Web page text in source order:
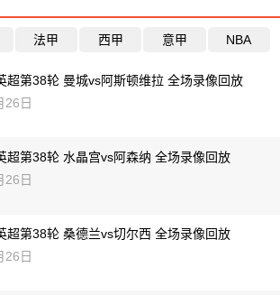
法甲 西甲 意甲 NBA
超第38轮 曼城vs阿斯顿维拉 全场录像回放
26日
超第38轮 水晶宫vs阿森纳 全场录像回放
26日
超第38轮 桑德兰vs切尔西 全场录像回放
26日